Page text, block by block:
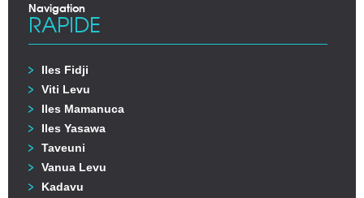
Navigation
RAPIDE
Iles Fidji
Viti Levu
Iles Mamanuca
Iles Yasawa
Taveuni
Vanua Levu
Kadavu